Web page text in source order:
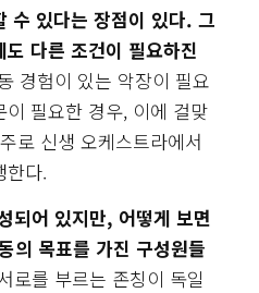
수 있다는 장점이 있다. 그
다른 조건이 필요하진
경험이 있는 악장이 필요
필요한 경우, 이에 걸맞
로 신생 오케스트라에서
한다.
되어 있지만, 어떻게 보면
의 목표를 가진 구성원들
로를 부르는 존칭이 독일